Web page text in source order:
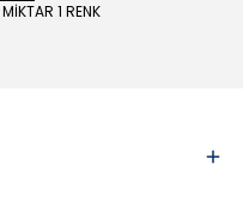
1 RENK